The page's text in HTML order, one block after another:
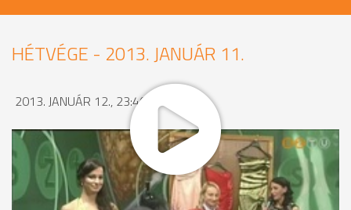
HÉTVÉGE - 2013. JANUÁR 11.
2013. JANUÁR 12., 23:40
MEGOSZTÁS